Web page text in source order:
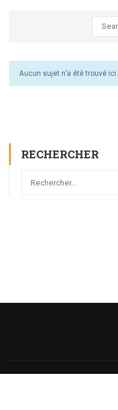
Aucun sujet n’a été trouvé ici.
RECHERCHER